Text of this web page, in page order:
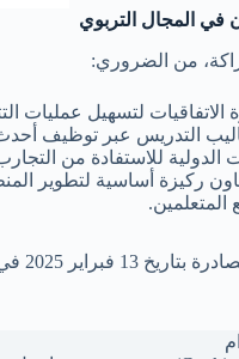
في المجال التربوي
من الضروري:
الاتفاقيات لتسهيل عمليات
التدريس عبر توظيف أحدث
للاستفادة من
ركيزة أساسية لتطوير